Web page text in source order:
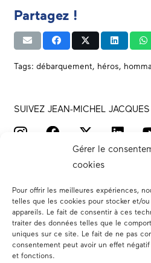
Gérer le
cookies
Pour offrir les meilleures expériences,
telles que les cookies pour stocker et/
appareils. Le fait de consentir à ces
traiter des données telles que le
uniques sur ce site. Le fait de ne pas
consentement peut avoir un effet
et fonctions.
Partagez !
Tags: débarquement, héros,
SUIVEZ JEAN-MICHEL
Votre